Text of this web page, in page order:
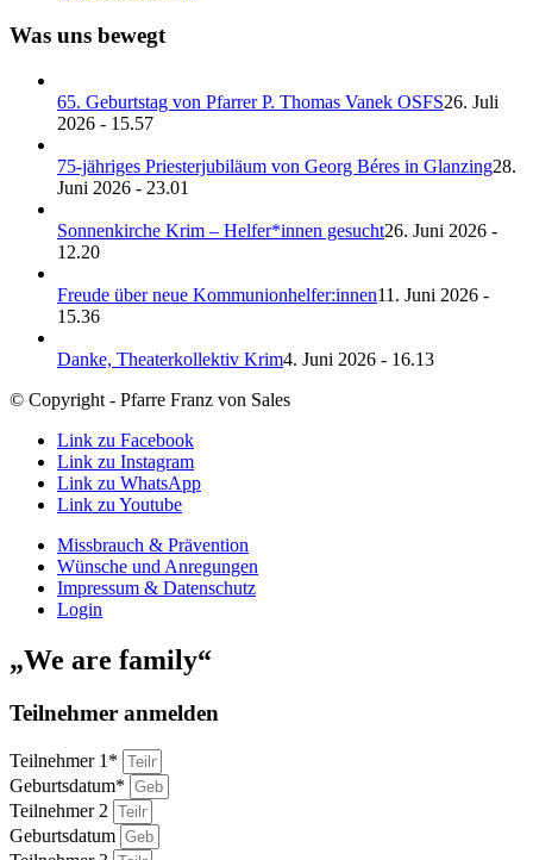
Was uns bewegt
65. Geburtstag von Pfarrer P. Thomas Vanek OSFS26. Juli
2026 - 15.57
75-jähriges Priesterjubiläum von Georg Béres in Glanzing28.
Juni 2026 - 23.01
Sonnenkirche Krim – Helfer*innen gesucht26. Juni 2026 -
12.20
Freude über neue Kommunionhelfer:innen11. Juni 2026 -
15.36
Danke, Theaterkollektiv Krim4. Juni 2026 - 16.13
© Copyright - Pfarre Franz von Sales
Link zu Facebook
Link zu Instagram
Link zu WhatsApp
Link zu Youtube
Missbrauch & Prävention
Wünsche und Anregungen
Impressum & Datenschutz
Login
„We are family“
Teilnehmer anmelden
Teilnehmer 1*
Geburtsdatum*
Teilnehmer 2
Geburtsdatum